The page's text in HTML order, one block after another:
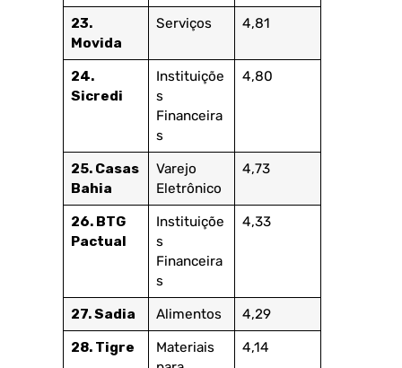
23.
Movida
Serviços 4,81
24.
Sicredi
Instituiçõe
s
Financeira
s
4,80
25. Casas
Bahia
Varejo
Eletrônico
4,73
26. BTG
Pactual
Instituiçõe
s
Financeira
s
4,33
27. Sadia Alimentos 4,29
28. Tigre
Materiais
4,14